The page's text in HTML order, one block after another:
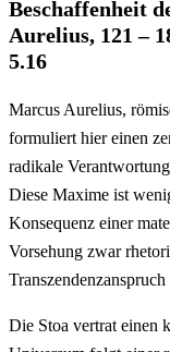
Beschaffenheit
Aurelius, 121 –
5.16
Marcus Aurelius,
formuliert hier einen
radikale
Diese Maxime ist
Konsequenz einer
Vorsehung zwar
Die Stoa vertrat einen